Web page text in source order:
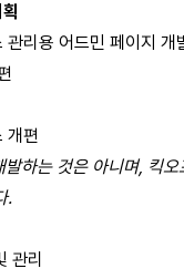
관리용 어드민 페이지 개
개편
발하는 것은 아니며, 킥
.
관리